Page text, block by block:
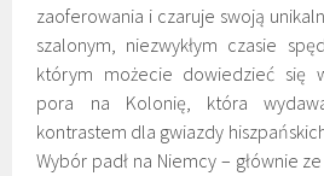
zaoferowania i czaruje swoją
szalonym, niezwykłym czasie
którym możecie dowiedzieć się
pora na Kolonię, która
kontrastem dla gwiazdy
Wybór padł na Niemcy – głównie